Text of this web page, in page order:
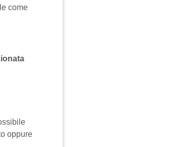
come
oppure